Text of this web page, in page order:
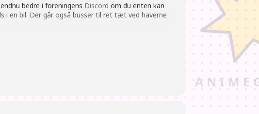
bedre i foreningens Discord om du enten kan
i en bil. Der går også busser til ret tæt ved haverne